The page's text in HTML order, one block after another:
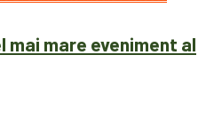
mai mare eveniment al